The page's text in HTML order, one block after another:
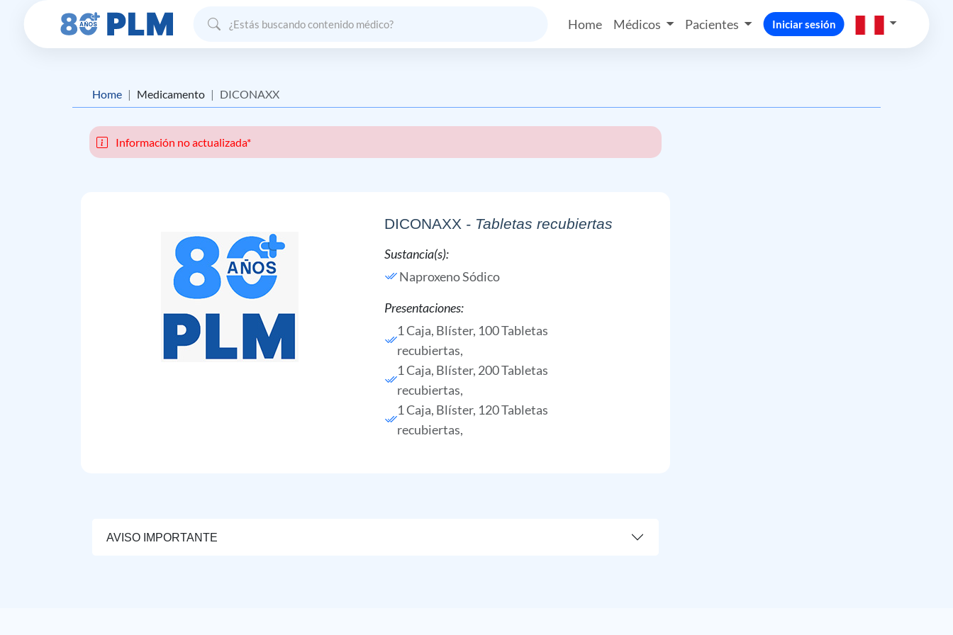
Home Médicos Pacientes Iniciar sesión
Home Medicamento DICONAXX
Información no actualizada*
DICONAXX - Tabletas recubiertas
Sustancia(s):
Naproxeno Sódico
Presentaciones:
1 Caja, Blíster, 100 Tabletas
recubiertas,
1 Caja, Blíster, 200 Tabletas
recubiertas,
1 Caja, Blíster, 120 Tabletas
recubiertas,
AVISO IMPORTANTE